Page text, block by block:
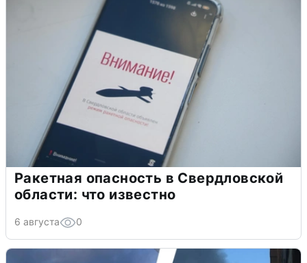
Ракетная опасность в Свердловской
области: что известно
6 августа 0